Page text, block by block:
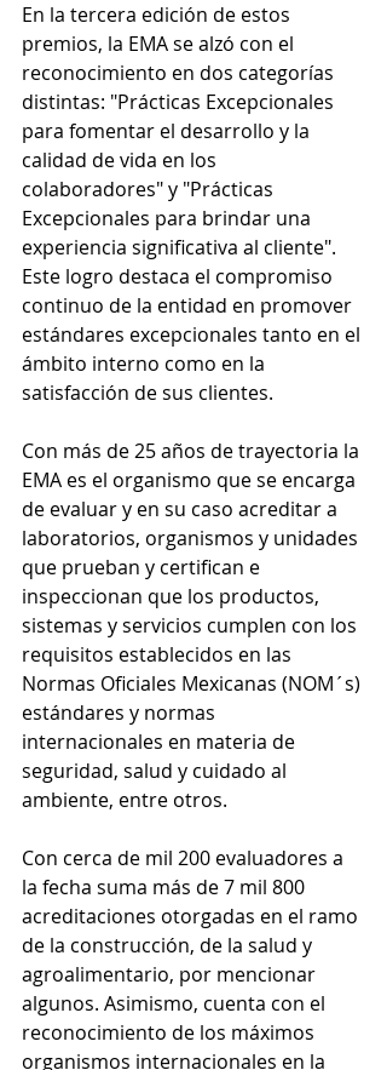
En la tercera edición de estos
premios, la EMA se alzó con el
reconocimiento en dos categorías
distintas: "Prácticas Excepcionales
para fomentar el desarrollo y la
calidad de vida en los
colaboradores" y "Prácticas
Excepcionales para brindar una
experiencia significativa al cliente".
Este logro destaca el compromiso
continuo de la entidad en promover
estándares excepcionales tanto en el
ámbito interno como en la
satisfacción de sus clientes.
Con más de 25 años de trayectoria la
EMA es el organismo que se encarga
de evaluar y en su caso acreditar a
laboratorios, organismos y unidades
que prueban y certifican e
inspeccionan que los productos,
sistemas y servicios cumplen con los
requisitos establecidos en las
Normas Oficiales Mexicanas (NOM´s)
estándares y normas
internacionales en materia de
seguridad, salud y cuidado al
ambiente, entre otros.
Con cerca de mil 200 evaluadores a
la fecha suma más de 7 mil 800
acreditaciones otorgadas en el ramo
de la construcción, de la salud y
agroalimentario, por mencionar
algunos. Asimismo, cuenta con el
reconocimiento de los máximos
organismos internacionales en la